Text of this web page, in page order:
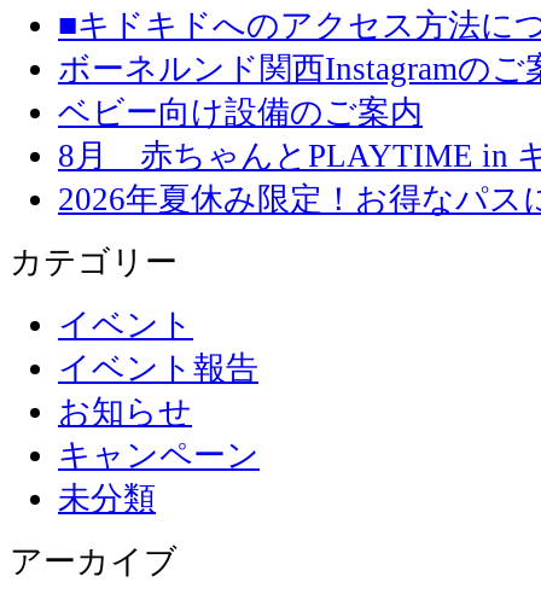
■キドキドへのアクセス方法に
ボーネルンド関西Instagramのご
ベビー向け設備のご案内
8月 赤ちゃんとPLAYTIME in
2026年夏休み限定！お得なパス
カテゴリー
イベント
イベント報告
お知らせ
キャンペーン
未分類
アーカイブ